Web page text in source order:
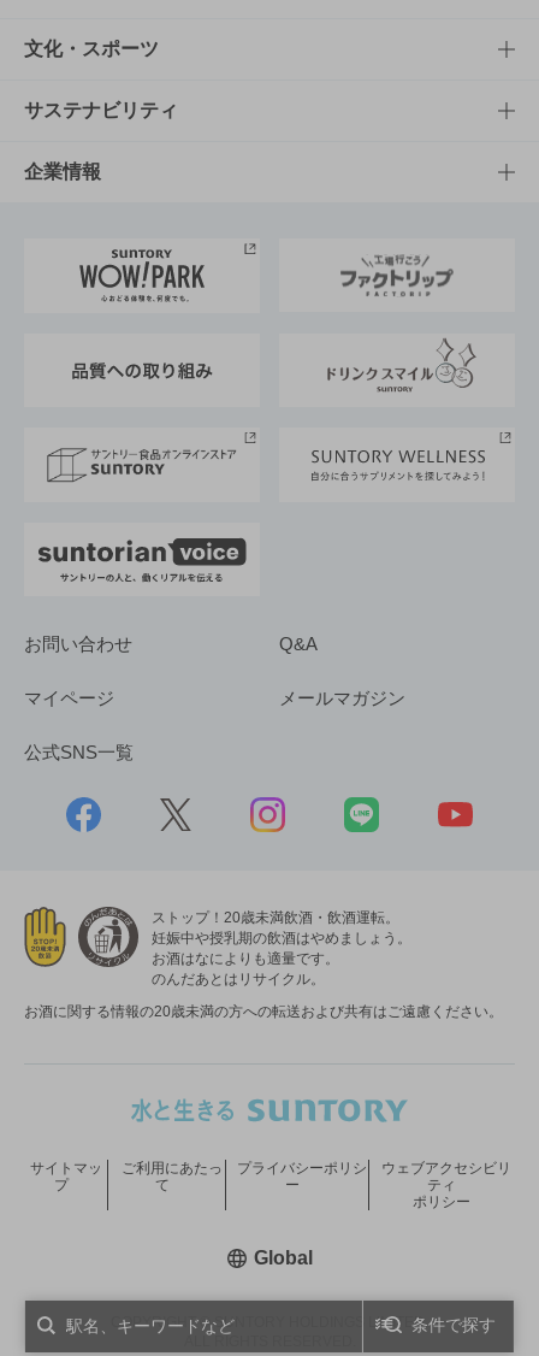
条件で探す
商品一覧
商品発売情報
栄養成分一覧
知る・楽しむTOP
キャンペーン
工場見学
地域情報
文化・スポーツ
文化・スポーツTOP
サントリーホール
サントリーサンバーズ大阪
サステナビリティ
サステナビリティTOP
サントリーが考えるサステナビリティ経営
企業情報
企業概要
採用情報
お問い合わせ Q&A
マイページ メールマガジン
公式SNS一覧
ストップ！20歳未満飲酒・飲酒運転。
妊娠中や授乳期の飲酒はやめましょう。
お酒はなによりも適量です。
のんだあとはリサイクル。
お酒に関する情報の20歳未満の方への転送および共有はご遠慮ください。
COPYRIGHT © SUNTORY HOLDINGS LIMITED.
サイトマッ
プ
ご利用にあたっ
て
プライバシーポリシ
ー
ウェブアクセシビリ
ティ
ポリシー
Global新しいウィンドウで開く